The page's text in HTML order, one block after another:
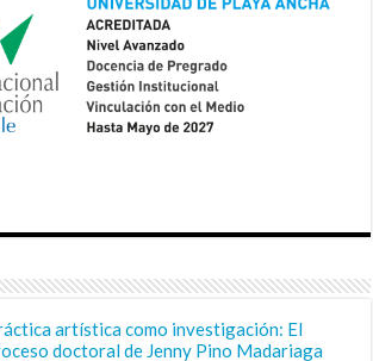
artística como investigación: El
doctoral de Jenny Pino Madariaga